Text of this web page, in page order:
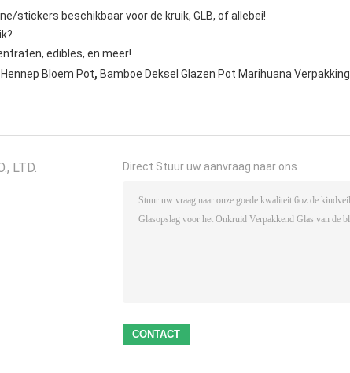
stickers beschikbaar voor de kruik, GLB, of allebei!
edibles, en meer!
Bloem Pot, Bamboe Deksel Glazen Pot Marihuana Verpakking
LTD. Direct Stuur uw aanvraag naar ons